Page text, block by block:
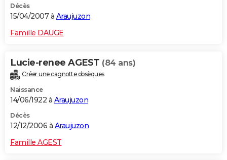
Décès
15/04/2007 à Araujuzon
Famille DAUGE
Lucie-renee AGEST (84 ans)
Créer une cagnotte obsèques
Naissance
14/06/1922 à Araujuzon
Décès
12/12/2006 à Araujuzon
Famille AGEST